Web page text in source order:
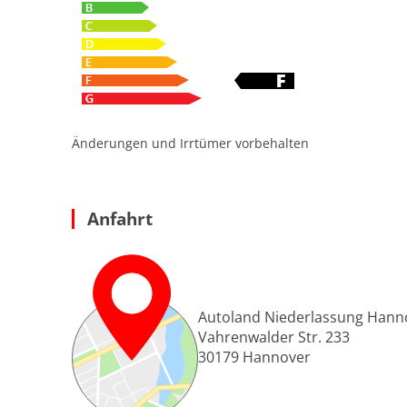
Änderungen und Irrtümer vorbehalten
Anfahrt
Autoland Niederlassung
Vahrenwalder Str. 233
30179 Hannover